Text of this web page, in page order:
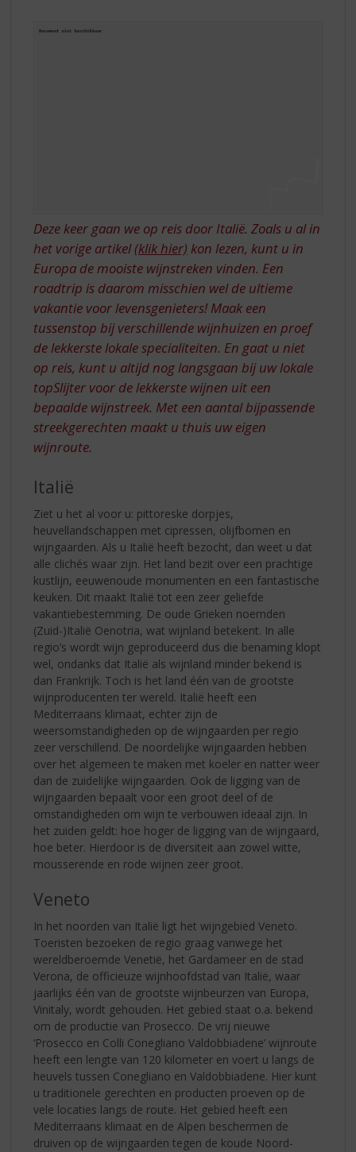
ITALIË
Deze keer gaan we op reis door Italië. Zoals u al in
het vorige artikel(klik hier) kon lezen, kunt u in
Europa de mooiste wijnstreken vinden. Een
roadtrip is daarom misschien wel de ultieme
vakantie voor levensgenieters! Maak een
tussenstop bij verschillende wijnhuizen en proef
de lekkerste lokale specialiteiten. En gaat u niet
op reis, kunt u altijd nog langsgaan bij uw lokale
topSlijter voor de lekkerste wijnen uit een
bepaalde wijnstreek. Met een aantal bijpassende
streekgerechten maakt u thuis uw eigen
wijnroute.
Italië
Ziet u het al voor u: pittoreske dorpjes,
heuvellandschappen met cipressen, olijfbomen en
wijngaarden. Als u Italië heeft bezocht, dan weet u dat
alle clichés waar zijn. Het land bezit over een prachtige
kustlijn, eeuwenoude monumenten en een fantastische
keuken. Dit maakt Italië tot een zeer geliefde
vakantiebestemming. De oude Grieken noemden
(Zuid-)Italië Oenotria, wat wijnland betekent. In alle
regio’s wordt wijn geproduceerd dus die benaming klopt
wel, ondanks dat Italië als wijnland minder bekend is
dan Frankrijk. Toch is het land één van de grootste
wijnproducenten ter wereld. Italië heeft een
Mediterraans klimaat, echter zijn de
weersomstandigheden op de wijngaarden per regio
zeer verschillend. De noordelijke wijngaarden hebben
over het algemeen te maken met koeler en natter weer
dan de zuidelijke wijngaarden. Ook de ligging van de
wijngaarden bepaalt voor een groot deel of de
omstandigheden om wijn te verbouwen ideaal zijn. In
het zuiden geldt: hoe hoger de ligging van de wijngaard,
hoe beter. Hierdoor is de diversiteit aan zowel witte,
mousserende en rode wijnen zeer groot.
Veneto
In het noorden van Italië ligt het wijngebied Veneto.
Toeristen bezoeken de regio graag vanwege het
wereldberoemde Venetië, het Gardameer en de stad
Verona, de officieuze wijnhoofdstad van Italië, waar
jaarlijks één van de grootste wijnbeurzen van Europa,
Vinitaly, wordt gehouden. Het gebied staat o.a. bekend
om de productie van Prosecco. De vrij nieuwe
‘Prosecco en Colli Conegliano Valdobbiadene’ wijnroute
heeft een lengte van 120 kilometer en voert u langs de
heuvels tussen Conegliano en Valdobbiadene. Hier kunt
u traditionele gerechten en producten proeven op de
vele locaties langs de route. Het gebied heeft een
Mediterraans klimaat en de Alpen beschermen de
druiven op de wijngaarden tegen de koude Noord-